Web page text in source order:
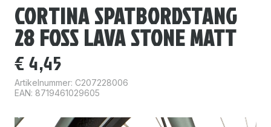
CORTINA SPATBORDSTANG
28 FOSS LAVA STONE MATT
€ 4,45
Artikelnummer: C207228006
EAN: 8719461029605